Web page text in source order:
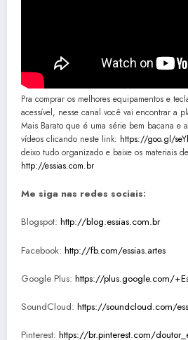
Pra comprar os melhores equipamentos e
acessível, nesse canal você vai encontrar a
Mais Barato que é uma série bem bacana e
vídeos clicando neste link: https://goo.gl/
deixo tudo organizado e baixe os materiais
http://essias.com.br
Me siga nas redes sociais:
Blogspot: http://blog.essias.com.br
Facebook: http://fb.com/essias.artes
Google Plus: https://plus.google.com/
SoundCloud: https://soundcloud.com/
Pinterest: https://br.pinterest.com/